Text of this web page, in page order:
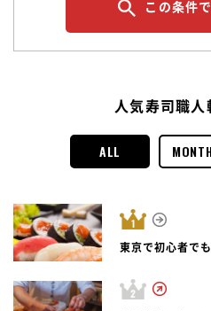
この条件
人気寿司職人
ALL
東京で初心者で